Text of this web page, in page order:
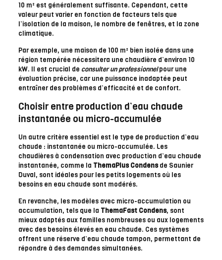
10 m² est généralement suffisante. Cependant, cette
valeur peut varier en fonction de facteurs tels que
l’isolation de la maison, le nombre de fenêtres, et la zone
climatique.
Par exemple, une maison de 100 m² bien isolée dans une
région tempérée nécessitera une chaudière d’environ 10
kW. Il est crucial de consulter un professionnelpour une
évaluation précise, car une puissance inadaptée peut
entraîner des problèmes d’efficacité et de confort.
Choisir entre production d’eau chaude
instantanée ou micro-accumulée
Un autre critère essentiel est le type de production d’eau
chaude : instantanée ou micro-accumulée. Les
chaudières à condensation avec production d’eau chaude
instantanée, comme la ThemaPlus Condensde Saunier
Duval, sont idéales pour les petits logements où les
besoins en eau chaude sont modérés.
En revanche, les modèles avec micro-accumulation ou
accumulation, tels que la ThemaFast Condens, sont
mieux adaptés aux familles nombreuses ou aux logements
avec des besoins élevés en eau chaude. Ces systèmes
offrent une réserve d’eau chaude tampon, permettant de
répondre à des demandes simultanées.